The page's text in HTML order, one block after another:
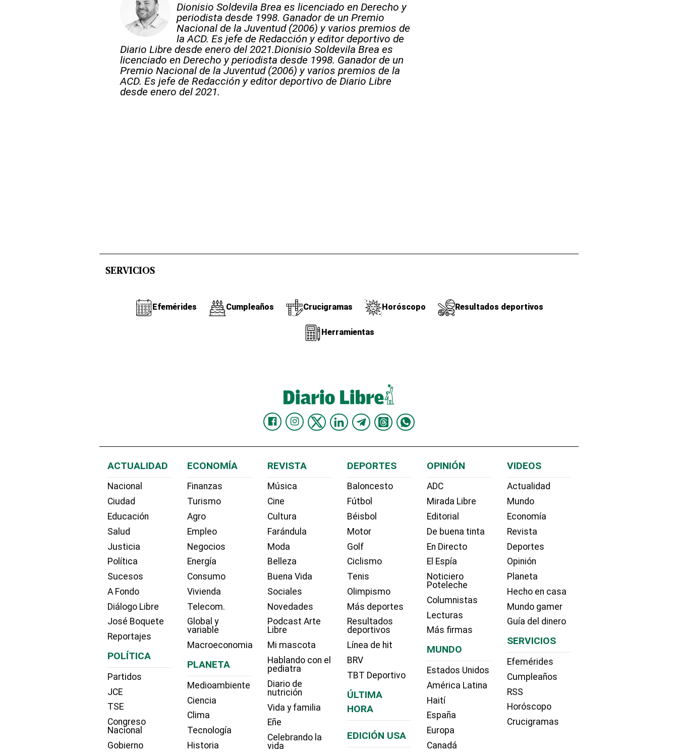
Dionisio Soldevila Brea es licenciado en Derecho y
periodista desde 1998. Ganador de un Premio
Nacional de la Juventud (2006) y varios premios de
la ACD. Es jefe de Redacción y editor deportivo de
Diario Libre desde enero del 2021.Dionisio Soldevila Brea es
licenciado en Derecho y periodista desde 1998. Ganador de un
Premio Nacional de la Juventud (2006) y varios premios de la
ACD. Es jefe de Redacción y editor deportivo de Diario Libre
desde enero del 2021.
SERVICIOS
Efemérides Cumpleaños Crucigramas Horóscopo Resultados deportivos
Herramientas
ACTUALIDAD
Nacional
Ciudad
Educación
Salud
Justicia
Política
Sucesos
A Fondo
Diálogo Libre
José Boquete
Reportajes
POLÍTICA
Partidos
JCE
TSE
Congreso
Nacional
Gobierno
ECONOMÍA
Finanzas
Turismo
Agro
Empleo
Negocios
Energía
Consumo
Vivienda
Telecom.
Global y
variable
Macroeconomia
PLANETA
Medioambiente
Ciencia
Clima
Tecnología
Historia
REVISTA
Música
Cine
Cultura
Farándula
Moda
Belleza
Buena Vida
Sociales
Novedades
Podcast Arte
Libre
Mi mascota
Hablando con el
pediatra
Diario de
nutrición
Vida y familia
Eñe
Celebrando la
vida
DEPORTES
Baloncesto
Fútbol
Béisbol
Motor
Golf
Ciclismo
Tenis
Olimpismo
Más deportes
Resultados
deportivos
Línea de hit
BRV
TBT Deportivo
ÚLTIMA
HORA
EDICIÓN USA
OPINIÓN
ADC
Mirada Libre
Editorial
De buena tinta
En Directo
El Espía
Noticiero
Poteleche
Columnistas
Lecturas
Más firmas
MUNDO
Estados Unidos
América Latina
Haití
España
Europa
Canadá
VIDEOS
Actualidad
Mundo
Economía
Revista
Deportes
Opinión
Planeta
Hecho en casa
Mundo gamer
Guía del dinero
SERVICIOS
Efemérides
Cumpleaños
RSS
Horóscopo
Crucigramas